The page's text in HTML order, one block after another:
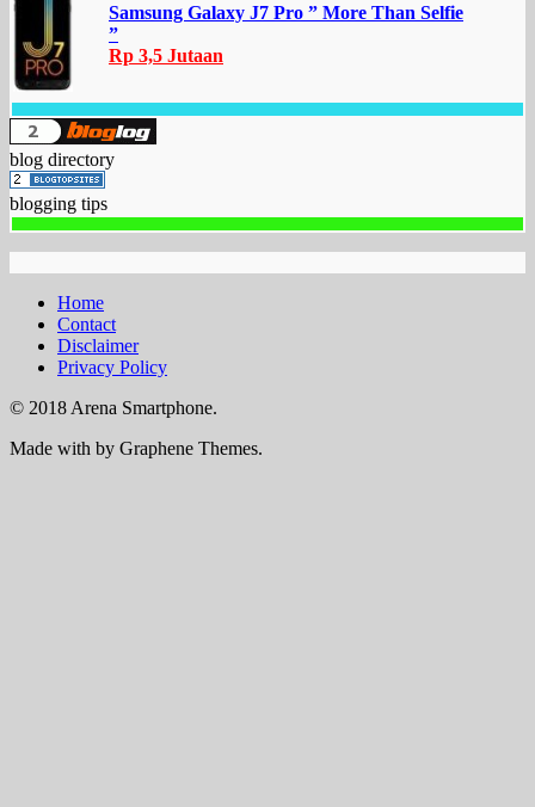
Samsung Galaxy J7 Pro ” More Than Selfie
”
Rp 3,5 Jutaan
blog directory
blogging tips
Home
Contact
Disclaimer
Privacy Policy
© 2018 Arena Smartphone.
Made with by Graphene Themes.